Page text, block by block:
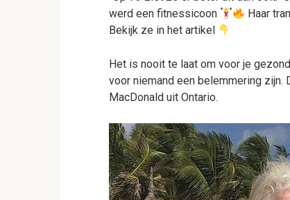
werd een fitnessicoon
Haar
Bekijk ze in het artikel
Het is nooit te laat om voor je
voor niemand een belemmering
MacDonald uit Ontario.